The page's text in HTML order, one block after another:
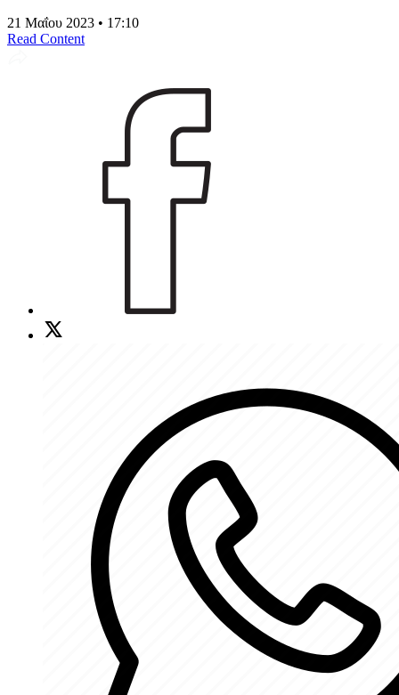
21 Μαΐου 2023 • 17:10
Read Content